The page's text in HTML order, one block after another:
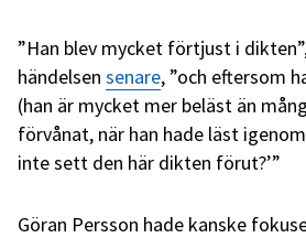
”Han blev mycket förtjust i
händelsen senare, ”och eftersom
(han är mycket mer beläst än
förvånat, när han hade läst
inte sett den här dikten förut?’”
Göran Persson hade kanske